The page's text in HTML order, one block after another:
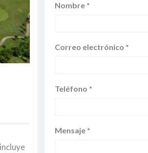
Nombre *
Correo electrónico *
Teléfono *
Mensaje *